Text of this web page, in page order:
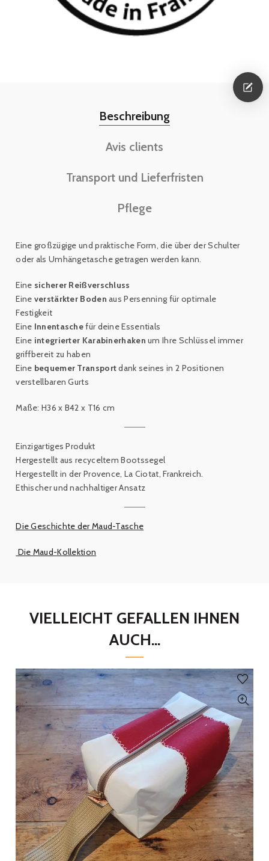
Beschreibung
Avis clients
Transport und Lieferfristen
Pflege
Eine großzügige und praktische Form, die über der Schulter
oder als Umhängetasche getragen werden kann.
Eine sicherer Reißverschluss
Eine verstärkter Boden aus Persenning für optimale
Festigkeit
Eine Innentaschefür deine Essentials
Eine integrierter Karabinerhaken um Ihre Schlüssel immer
griffbereit zu haben
Eine bequemer Transportdank seines in 2 Positionen
verstellbaren Gurts
Maße:H36 x B42 x T16 cm
Einzigartiges Produkt
Hergestellt aus recyceltem Bootssegel
Hergestellt in der Provence, La Ciotat, Frankreich.
Ethischer und nachhaltiger Ansatz
Die Geschichte der Maud-Tasche
Die Maud-Kollektion
VIELLEICHT GEFALLEN IHNEN
AUCH...